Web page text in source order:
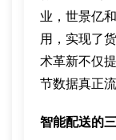
业，世景亿
用，实现了
术革新不仅
节数据真正流
智能配送的